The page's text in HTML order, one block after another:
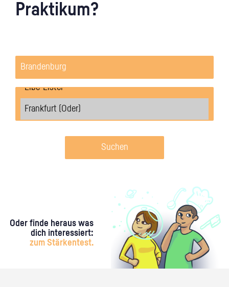
Praktikum?
Suchen
Oder finde heraus was
dich interessiert:
zum Stärkentest.